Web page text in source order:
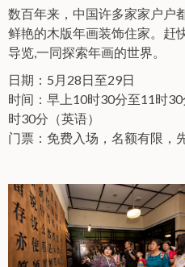
数百年来，中国许多家家户户
鲜艳的木版年画装饰住家。赶
导览,一同探索年画的世界。
日期：5月28日至29日
时间：早上10时30分至11时
时30分（英语）
门票：免费入场，名额有限，